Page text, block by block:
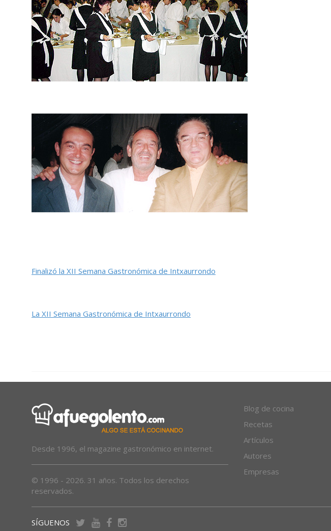
Finalizó la XII Semana Gastronómica de Intxaurrondo
La XII Semana Gastronómica de Intxaurrondo
Desde 1996, el magazine gastronómico en internet.
© 1996 - 2026. 31 años. Todos los derechos
reservados.
Blog de cocina
Recetas
Artículos
Autores
Empresas
SÍGUENOS